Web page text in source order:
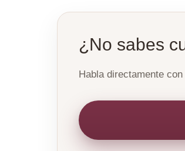
¿No sabes
Habla directamente